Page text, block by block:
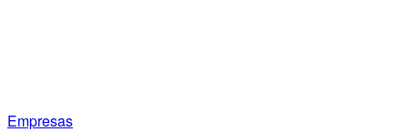
Empresas